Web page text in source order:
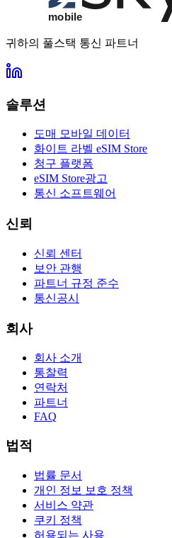
귀하의 풀스택 통신 파트너
솔루션
도매 모바일 데이터
화이트 라벨 eSIM Store
청구 플랫폼
eSIM Store광고
통신 소프트웨어
신뢰
신뢰 센터
보안 관행
파트너 규정 준수
통신공시
회사
회사 소개
통찰력
연락처
파트너
FAQ
법적
법률 문서
개인 정보 보호 정책
서비스 약관
쿠키 정책
허용되는 사용